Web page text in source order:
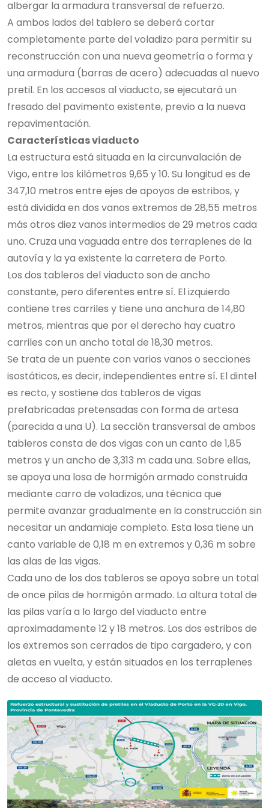
albergar la armadura transversal de refuerzo.
A ambos lados del tablero se deberá cortar
completamente parte del voladizo para permitir su
reconstrucción con una nueva geometría o forma y
una armadura (barras de acero) adecuadas al nuevo
pretil. En los accesos al viaducto, se ejecutará un
fresado del pavimento existente, previo a la nueva
repavimentación.
Características viaducto
La estructura está situada en la circunvalación de
Vigo, entre los kilómetros 9,65 y 10. Su longitud es de
347,10 metros entre ejes de apoyos de estribos, y
está dividida en dos vanos extremos de 28,55 metros
más otros diez vanos intermedios de 29 metros cada
uno. Cruza una vaguada entre dos terraplenes de la
autovía y la ya existente la carretera de Porto.
Los dos tableros del viaducto son de ancho
constante, pero diferentes entre sí. El izquierdo
contiene tres carriles y tiene una anchura de 14,80
metros, mientras que por el derecho hay cuatro
carriles con un ancho total de 18,30 metros.
Se trata de un puente con varios vanos o secciones
isostáticos, es decir, independientes entre sí. El dintel
es recto, y sostiene dos tableros de vigas
prefabricadas pretensadas con forma de artesa
(parecida a una U). La sección transversal de ambos
tableros consta de dos vigas con un canto de 1,85
metros y un ancho de 3,313 m cada una. Sobre ellas,
se apoya una losa de hormigón armado construida
mediante carro de voladizos, una técnica que
permite avanzar gradualmente en la construcción sin
necesitar un andamiaje completo. Esta losa tiene un
canto variable de 0,18 m en extremos y 0,36 m sobre
las alas de las vigas.
Cada uno de los dos tableros se apoya sobre un total
de once pilas de hormigón armado. La altura total de
las pilas varía a lo largo del viaducto entre
aproximadamente 12 y 18 metros. Los dos estribos de
los extremos son cerrados de tipo cargadero, y con
aletas en vuelta, y están situados en los terraplenes
de acceso al viaducto.